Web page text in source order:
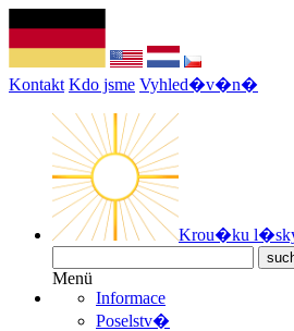
Kontakt Kdo jsme Vyhled�v�n�
Krou�ku
Menü
Informace
Poselstv�